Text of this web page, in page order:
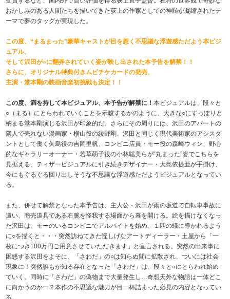
おかしみのある人間たちを描いてきた荻上の作家としての神髄が凝縮されたテ
ーマで夢のタッグが実現した。
この度、“まるまった”豪華キャストが目を惹く不思議な浮遊感ただよう本ビジ
ュアル、
そして沢田が○に翻弄されていく姿が映し出された本予告を解禁！！
さらに、オリジナル特典付きムビチケカードの発売、
主演・堂本剛の映画音楽初挑戦も決定！！
この度、満を持して本ビジュアル、本予告が解禁に！本ビジュアルは、段々と
○（まる）にとらわれていくことを示唆するかのように、大きな○にすっぽりと
納まる堂本剛演じる沢田が印象的だ。さらにその周りには、沢田のアパートの
隣人で売れない漫画家・横山役の綾野剛、沢田と同じく現代美術家のアシスタ
ントとして働く矢島役の吉岡里帆、コンビニ店員・モー役の森崎ウィン、野心
的なギャラリーオーナー・若草萌子役の小林聡美らが“丸まった”姿でこちらを
見据える。ティザービジュアルに引き続きデザイナー・大島依提亜が手掛け、
今にもぐるぐる回り出しそうな不思議な浮遊感ただようビジュアルとなってい
る。
また、併せて解禁となった本予告は、主人公・沢田が雨の坂道で自転車事故に
遭い、商売道具である右腕を怪我する場面から幕を開ける。絵を描けなくなっ
た沢田は、モーのいるコンビニでアルバイトを始め、１匹の蟻に導かれるよう
に○を描くと・・・突然訪ねてきた怪しげなアートディーラー・土屋から「一
枚につき100万円ご用意させていただきます」と宣言される。突然の出来事に
困惑する沢田をよそに、「さわだ」の○は知らぬ間に拡散され、ついには社会
現象に！突然誰もが知る存在となった「さわだ」は、段々と○にとらわれ始め
ていく。同時に「さわだ」の偽物まで大量発生し…奇想天外な物語は一体どこ
に向かうのかー？本作の不思議な魅力が目一杯詰まった必見の内容となってい
る。